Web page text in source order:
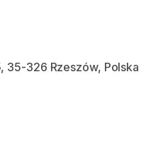
35-326 Rzeszów, Polska